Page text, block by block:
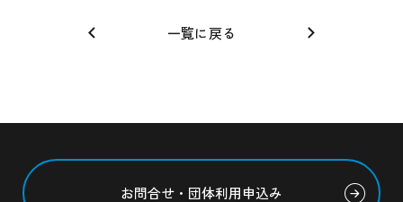
一覧に戻る
お問合せ・団体利用申込み